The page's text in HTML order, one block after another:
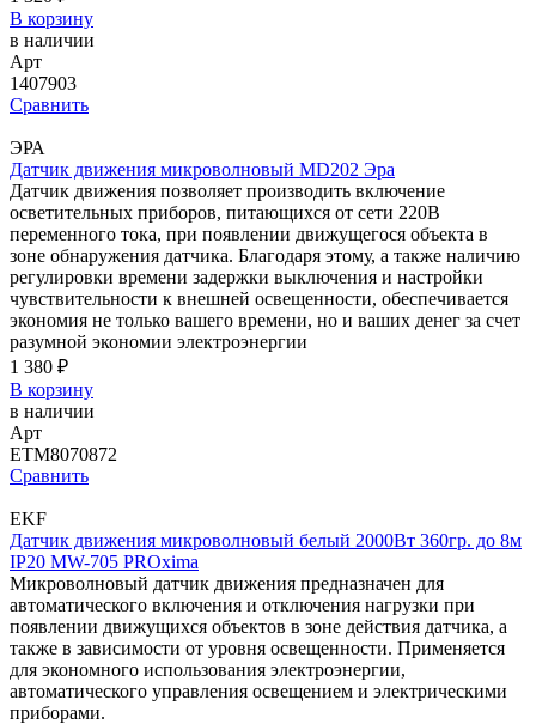
В корзину
в наличии
Арт
1407903
Сравнить
ЭРА
Датчик движения микроволновый MD202 Эра
Датчик движения позволяет производить включение
осветительных приборов, питающихся от сети 220В
переменного тока, при появлении движущегося объекта в
зоне обнаружения датчика. Благодаря этому, а также наличию
регулировки времени задержки выключения и настройки
чувствительности к внешней освещенности, обеспечивается
экономия не только вашего времени, но и ваших денег за счет
разумной экономии электроэнергии
1 380 ₽
В корзину
в наличии
Арт
ETM8070872
Сравнить
EKF
Датчик движения микроволновый белый 2000Вт 360гр. до 8м
IP20 MW-705 PROxima
Микроволновый датчик движения предназначен для
автоматического включения и отключения нагрузки при
появлении движущихся объектов в зоне действия датчика, а
также в зависимости от уровня освещенности. Применяется
для экономного использования электроэнергии,
автоматического управления освещением и электрическими
приборами.